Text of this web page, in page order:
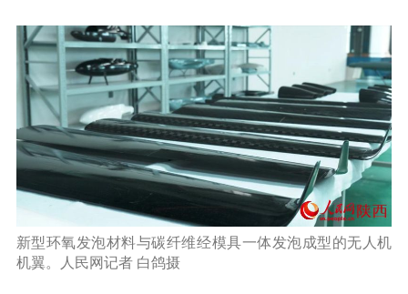
新型环氧发泡材料与碳纤维经模具一体发泡成型的无人机
机翼。人民网记者 白鸽摄